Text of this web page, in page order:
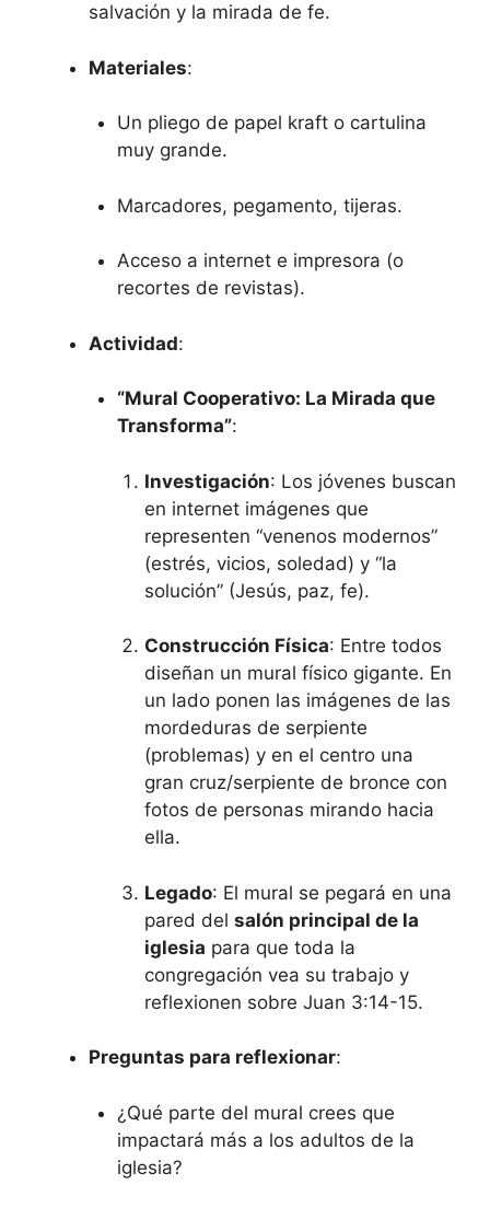
salvación y la mirada de fe.
Materiales:
Un pliego de papel kraft o cartulina
muy grande.
Marcadores, pegamento, tijeras.
Acceso a internet e impresora (o
recortes de revistas).
Actividad:
“Mural Cooperativo: La Mirada que
Transforma”:
Investigación: Los jóvenes buscan
en internet imágenes que
representen “venenos modernos”
(estrés, vicios, soledad) y “la
solución” (Jesús, paz, fe).
Construcción Física: Entre todos
diseñan un mural físico gigante. En
un lado ponen las imágenes de las
mordeduras de serpiente
(problemas) y en el centro una
gran cruz/serpiente de bronce con
fotos de personas mirando hacia
ella.
Legado: El mural se pegará en una
pared del salón principal de la
iglesia para que toda la
congregación vea su trabajo y
reflexionen sobre Juan 3:14-15.
Preguntas para reflexionar:
¿Qué parte del mural crees que
impactará más a los adultos de la
iglesia?